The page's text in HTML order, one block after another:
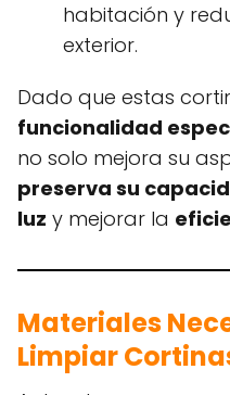
habitación y
exterior.
Dado que estas
funcionalidad
no solo mejora su
preserva su
luz y mejorar la
Materiales
Limpiar